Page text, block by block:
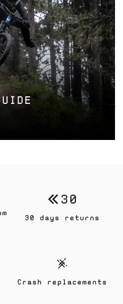
30 days returns
Crash replacements